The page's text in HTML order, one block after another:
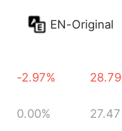
EN-Original
28.79
-2.97%
27.47
0.00%